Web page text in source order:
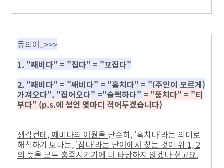
동의어..>>>
1. "째비다" = "집다" = "꼬집다"
2. "째비다" = "쌔비다" = "훔치다" = "(주인이 모르게)
가져오다", "집어오다" ="슬쩍하다" = "뚱치다" = "티
부다" (p.s.에 첨언 몇마디 적어두겠습니다)
생각컨데, 째비다의 어원을 단순히, '훔치다'라는 의미로
해석하기 보다는, '집다'라는 단어에서 찾는 것이 위 1, 2
의 뜻을 모두 충족시키기에 더 타당하지 않겠나 싶고요.